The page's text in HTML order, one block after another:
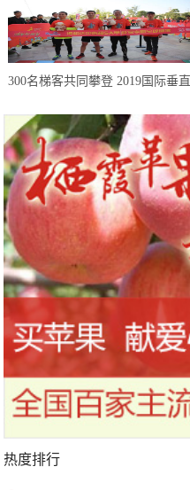
300名梯客共同攀登 2019国际垂直
站欢乐开跑
热度排行